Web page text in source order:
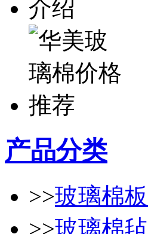
产品分类
>>玻璃棉板
>>玻璃棉毡